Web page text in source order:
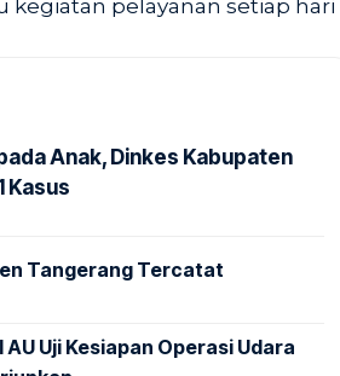
kegiatan pelayanan setiap hari
Anak, Dinkes Kabupaten
Kasus
Tangerang Tercatat
Uji Kesiapan Operasi Udara